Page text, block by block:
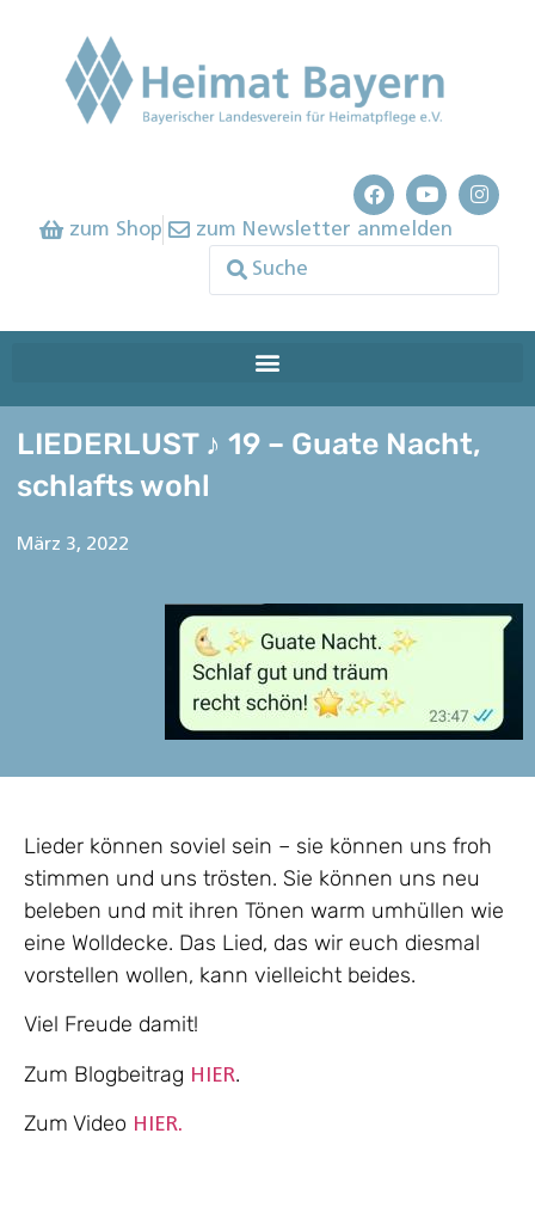
zum Shop zum Newsletter anmelden
LIEDERLUST ♪ 19 – Guate Nacht,
schlafts wohl
März 3, 2022
Lieder können soviel sein – sie können uns froh
stimmen und uns trösten. Sie können uns neu
beleben und mit ihren Tönen warm umhüllen wie
eine Wolldecke. Das Lied, das wir euch diesmal
vorstellen wollen, kann vielleicht beides.
Viel Freude damit!
Zum Blogbeitrag HIER.
Zum Video HIER.